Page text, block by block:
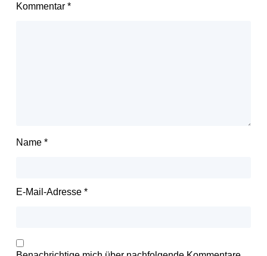
Kommentar *
Name *
E-Mail-Adresse *